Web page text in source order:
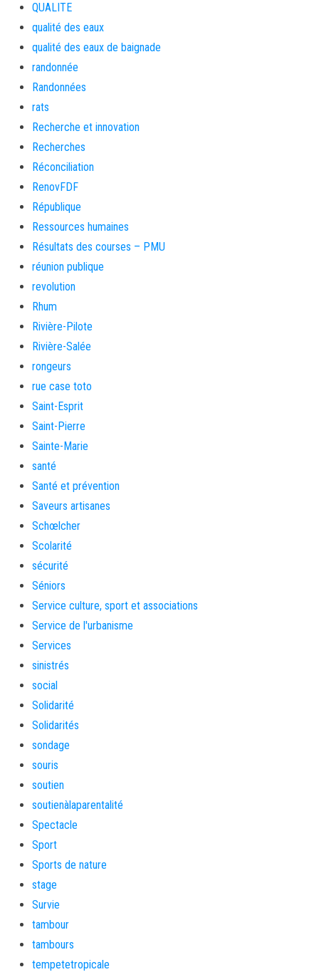
QUALITE
qualité des eaux
qualité des eaux de baignade
randonnée
Randonnées
rats
Recherche et innovation
Recherches
Réconciliation
RenovFDF
République
Ressources humaines
Résultats des courses – PMU
réunion publique
revolution
Rhum
Rivière-Pilote
Rivière-Salée
rongeurs
rue case toto
Saint-Esprit
Saint-Pierre
Sainte-Marie
santé
Santé et prévention
Saveurs artisanes
Schœlcher
Scolarité
sécurité
Séniors
Service culture, sport et associations
Service de l'urbanisme
Services
sinistrés
social
Solidarité
Solidarités
sondage
souris
soutien
soutienàlaparentalité
Spectacle
Sport
Sports de nature
stage
Survie
tambour
tambours
tempetetropicale